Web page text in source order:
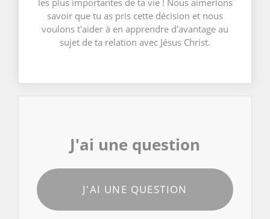
les plus importantes de ta vie ! Nous aimerions
savoir que tu as pris cette décision et nous
voulons t'aider à en apprendre d'avantage au
sujet de ta relation avec Jésus Christ.
J'ai une question
J'AI UNE QUESTION